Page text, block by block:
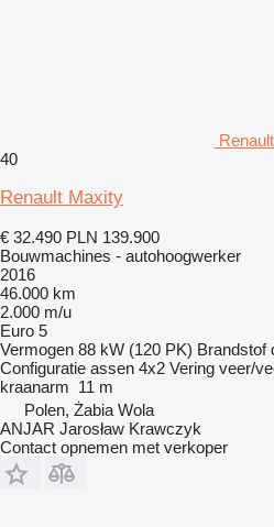
40
Renault Maxity
€ 32.490 PLN 139.900
Bouwmachines - autohoogwerker
2016
46.000 km
2.000 m/u
Euro 5
Vermogen 88 kW (120 PK) Brandstof
Configuratie assen 4x2 Vering veer/
kraanarm 11 m
Polen, Żabia Wola
ANJAR Jarosław Krawczyk
Contact opnemen met verkoper